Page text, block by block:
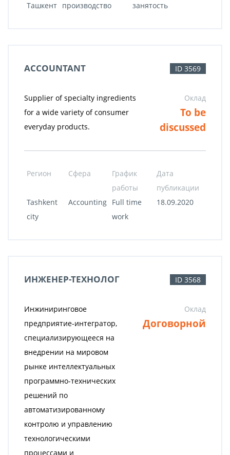
Ташкент производство
занятость
ACCOUNTANT ID 3569
Supplier of specialty ingredients
for a wide variety of consumer
everyday products.
Оклад
To be
discussed
Регион Сфера
График
работы
Дата
публикации
Tashkent
city
Accounting Full time
work
18.09.2020
ИНЖЕНЕР-ТЕХНОЛОГ ID 3568
Инжиниринговое
предприятие-интегратор,
специализирующееся на
внедрении на мировом
рынке интеллектуальных
программно-технических
решений по
автоматизированному
контролю и управлению
технологическими
процессами и
Оклад
Договорной